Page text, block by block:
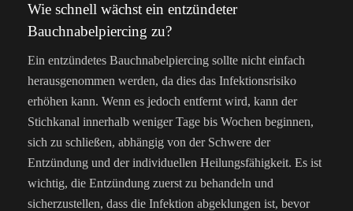
Wie schnell wächst ein entzündeter
Bauchnabelpiercing zu?
Ein entzündetes Bauchnabelpiercing sollte nicht einfach
herausgenommen werden, da dies das Infektionsrisiko
erhöhen kann. Wenn es jedoch entfernt wird, kann der
Stichkanal innerhalb weniger Tage bis Wochen beginnen,
sich zu schließen, abhängig von der Schwere der
Entzündung und der individuellen Heilungsfähigkeit. Es ist
wichtig, die Entzündung zuerst zu behandeln und
sicherzustellen, dass die Infektion abgeklungen ist, bevor